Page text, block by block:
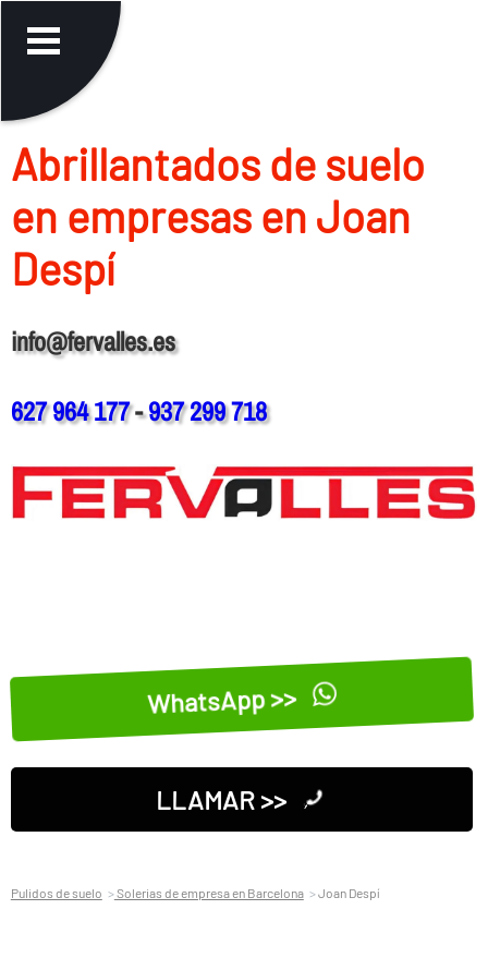
Abrillantados de suelo
en empresas en Joan
Despí
info@fervalles.es
627 964 177-937 299 718
WhatsApp >>
LLAMAR >>
Pulidos de suelo Solerias de empresa en Barcelona Joan Despí